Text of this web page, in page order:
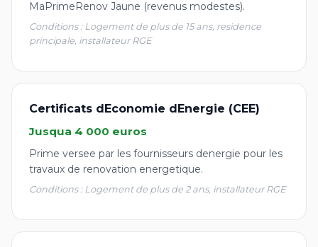
MaPrimeRenov Jaune (revenus modestes).
Conditions : Logement de plus de 15 ans, residence
principale, installateur RGE
Certificats dEconomie dEnergie (CEE)
Jusqua 4 000 euros
Prime versee par les fournisseurs denergie pour les
travaux de renovation energetique.
Conditions : Logement de plus de 2 ans, installateur RGE